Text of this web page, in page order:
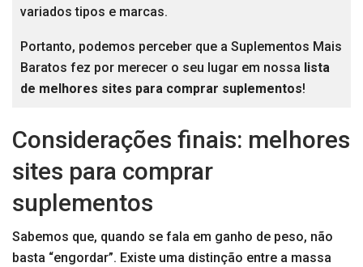
variados tipos e marcas.
Portanto, podemos perceber que a Suplementos Mais
Baratos fez por merecer o seu lugar em nossa lista
de melhores sites para comprar suplementos!
Considerações finais: melhores
sites para comprar
suplementos
Sabemos que, quando se fala em ganho de peso, não
basta “engordar”. Existe uma distinção entre a massa